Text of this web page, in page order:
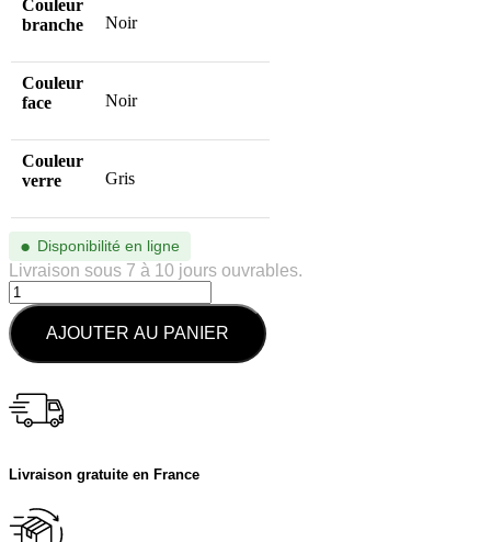
Couleur
branche
Noir
Couleur
face
Noir
Couleur
verre
Gris
● Disponibilité en ligne
Livraison sous 7 à 10 jours ouvrables.
AJOUTER AU PANIER
Livraison gratuite en France